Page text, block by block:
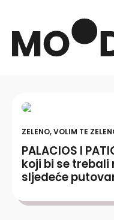
ZELENO, VOLIM TE
PALACIOS I
koji bi se trebali
sljedeće